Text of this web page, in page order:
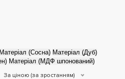
Матеріал (Сосна) Матеріал (Дуб)
Матеріал (МДФ шпонований)
За ціною (за зростанням)